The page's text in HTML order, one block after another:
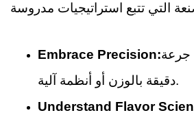
Embrace Precision:جرعة
دقيقة بالوزن أو أنظمة آلية.
Understand Flavor